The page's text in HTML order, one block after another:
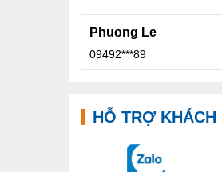
Phuong Le
09492***89
HỖ TRỢ KHÁCH